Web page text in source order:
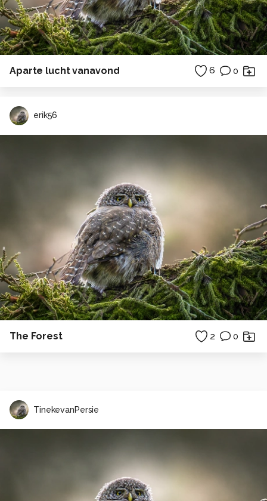
Aparte lucht vanavond 6 0
erik56
The Forest 2 0
TinekevanPersie